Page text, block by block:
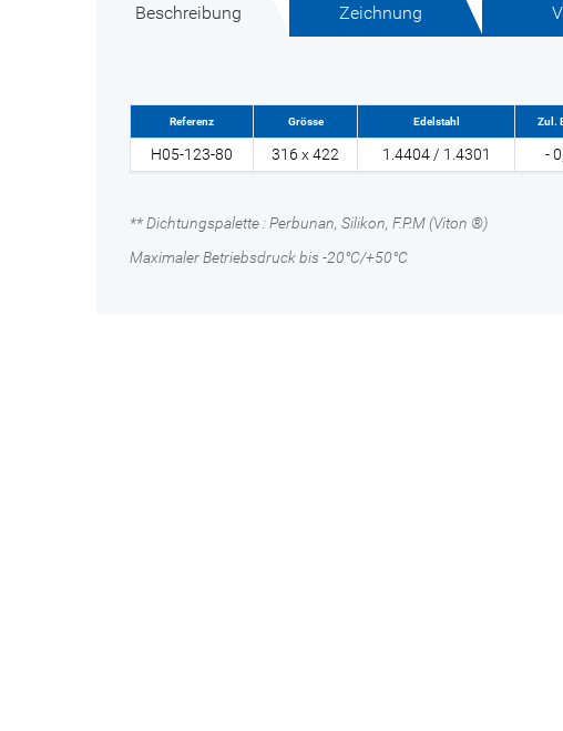
Beschreibung Zeichnung
Referenz Grösse Edelstahl Zul.
H05-123-80 316 x 422 1.4404 / 1.4301 -
** Dichtungspalette : Perbunan, Silikon, F.P.M (Viton ®)
Maximaler Betriebsdruck bis -20°C/+50°C